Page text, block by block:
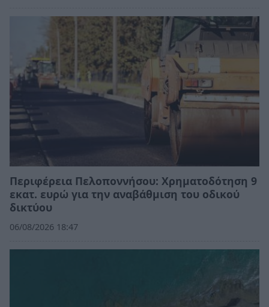
Περιφέρεια Πελοποννήσου: Χρηματοδότηση 9
εκατ. ευρώ για την αναβάθμιση του οδικού
δικτύου
06/08/2026 18:47